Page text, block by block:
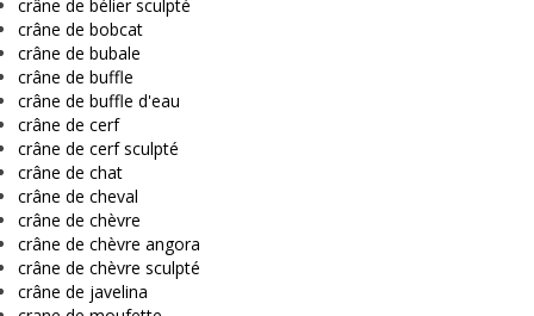
crâne de bélier sculpté
crâne de bobcat
crâne de bubale
crâne de buffle
crâne de buffle d'eau
crâne de cerf
crâne de cerf sculpté
crâne de chat
crâne de cheval
crâne de chèvre
crâne de chèvre angora
crâne de chèvre sculpté
crâne de javelina